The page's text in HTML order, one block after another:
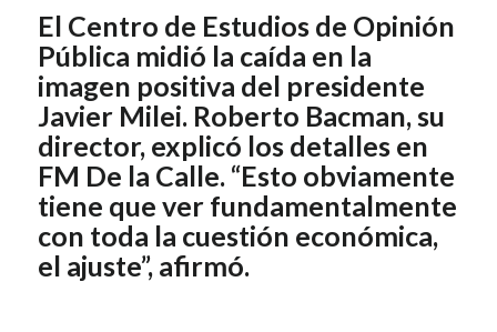
El Centro de Estudios de Opinión
Pública midió la caída en la
imagen positiva del presidente
Javier Milei. Roberto Bacman, su
director, explicó los detalles en
FM De la Calle. “Esto obviamente
tiene que ver fundamentalmente
con toda la cuestión económica,
el ajuste”, afirmó.